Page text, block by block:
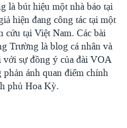
là bút hiệu một nhà báo tại
hiện đang công tác tại một
cứu tại Việt Nam. Các bài
Trường là blog cá nhân và
với sự đồng ý của đài VOA
ánh quan điểm chính
phủ Hoa Kỳ.